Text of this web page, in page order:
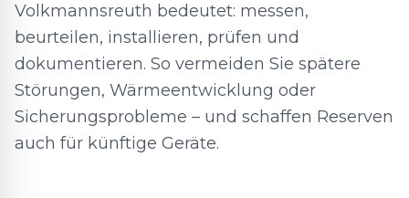
Volkmannsreuth bedeutet: messen,
beurteilen, installieren, prüfen und
dokumentieren. So vermeiden Sie spätere
Störungen, Wärmeentwicklung oder
Sicherungsprobleme – und schaffen Reserven
auch für künftige Geräte.